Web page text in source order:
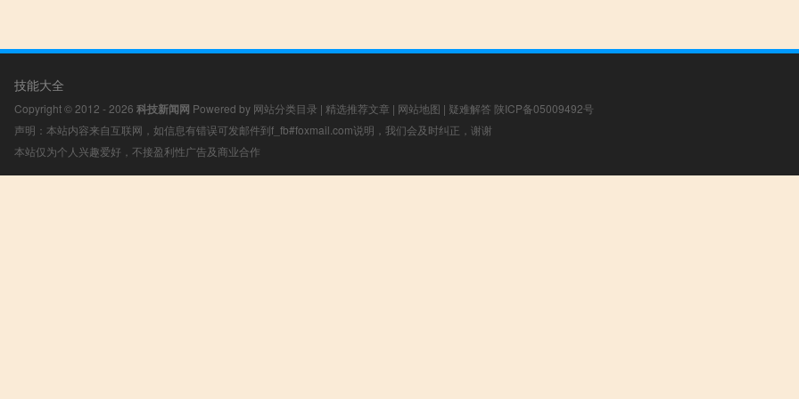
技能大全
Copyright © 2012 - 2026 科技新闻网 Powered by 网站分类目录 | 精选推荐文章 | 网站地图 | 疑难解答 陕ICP备05009492号
声明：本站内容来自互联网，如信息有错误可发邮件到f_fb#foxmail.com说明，我们会及时纠正，谢谢
本站仅为个人兴趣爱好，不接盈利性广告及商业合作